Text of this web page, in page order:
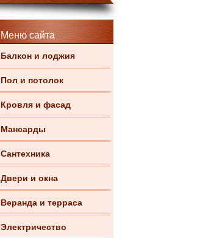
Меню сайта
Балкон и лоджия
Пол и потолок
Кровля и фасад
Мансарды
Сантехника
Двери и окна
Веранда и терраса
Электричество